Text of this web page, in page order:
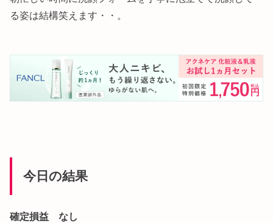
る姿は結構笑えます・・。
今日の結果
確定損益 なし